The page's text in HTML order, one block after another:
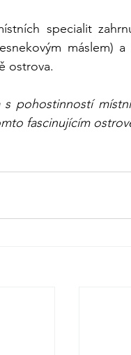
specialit
máslem) a
ostrova.
pohostinností
fascinujícím